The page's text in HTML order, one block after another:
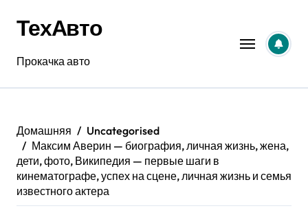
содержанию
ТехАвто
Прокачка авто
Домашняя
Uncategorised
Максим Аверин — биография, личная жизнь, жена,
дети, фото, Википедия — первые шаги в
кинематографе, успех на сцене, личная жизнь и семья
известного актера